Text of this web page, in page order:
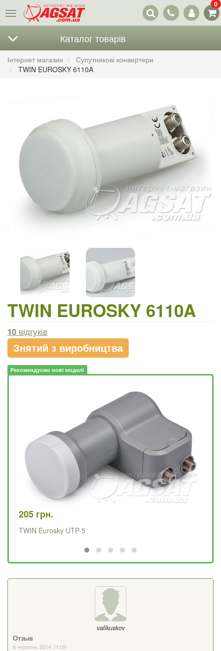
Меню
Наші
контакти
0
Каталог товарів
Інтернет магазин
Супутникові конвертери
TWIN EUROSKY 6110A
TWIN EUROSKY 6110A
10 відгуків
Знятий з виробництва
Рекомендуємо нові моделі
205 грн.
TWIN Eurosky UTP-5
valikuskov
Отзыв
6 червень 2014 11:09